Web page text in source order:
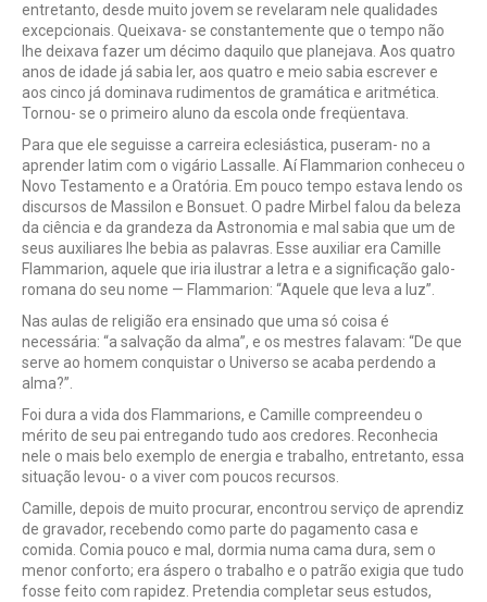
entretanto, desde muito jovem se revelaram nele qualidades
excepcionais. Queixava- se constantemente que o tempo não
lhe deixava fazer um décimo daquilo que planejava. Aos quatro
anos de idade já sabia ler, aos quatro e meio sabia escrever e
aos cinco já dominava rudimentos de gramática e aritmética.
Tornou- se o primeiro aluno da escola onde freqüentava.
Para que ele seguisse a carreira eclesiástica, puseram- no a
aprender latim com o vigário Lassalle. Aí Flammarion conheceu o
Novo Testamento e a Oratória. Em pouco tempo estava lendo os
discursos de Massilon e Bonsuet. O padre Mirbel falou da beleza
da ciência e da grandeza da Astronomia e mal sabia que um de
seus auxiliares lhe bebia as palavras. Esse auxiliar era Camille
Flammarion, aquele que iria ilustrar a letra e a significação galo-
romana do seu nome — Flammarion: “Aquele que leva a luz”.
Nas aulas de religião era ensinado que uma só coisa é
necessária: “a salvação da alma”, e os mestres falavam: “De que
serve ao homem conquistar o Universo se acaba perdendo a
alma?”.
Foi dura a vida dos Flammarions, e Camille compreendeu o
mérito de seu pai entregando tudo aos credores. Reconhecia
nele o mais belo exemplo de energia e trabalho, entretanto, essa
situação levou- o a viver com poucos recursos.
Camille, depois de muito procurar, encontrou serviço de aprendiz
de gravador, recebendo como parte do pagamento casa e
comida. Comia pouco e mal, dormia numa cama dura, sem o
menor conforto; era áspero o trabalho e o patrão exigia que tudo
fosse feito com rapidez. Pretendia completar seus estudos,